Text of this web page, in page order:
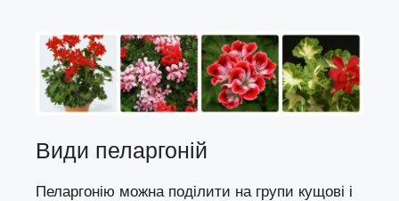
Види пеларгоній
Пеларгонію можна поділити на групи кущові і